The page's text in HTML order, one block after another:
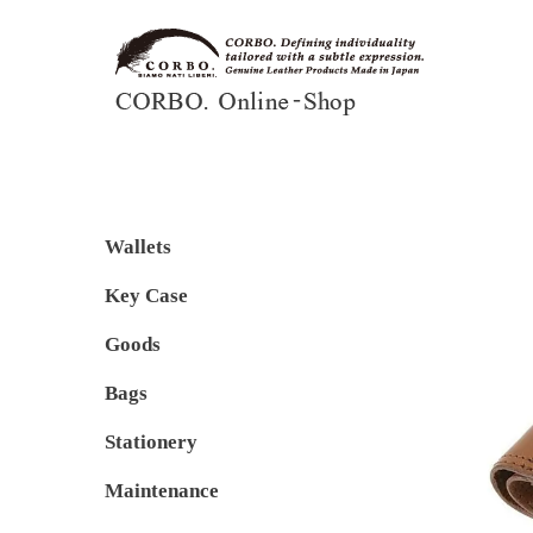
Wallets
Key Case
Goods
Bags
Stationery
Maintenance